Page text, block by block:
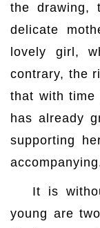
the drawing,
delicate
lovely girl,
contrary, the
that with
has already
supporting
It is
young are